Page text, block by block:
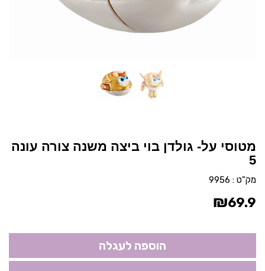
מטוסי על- גולדן בוי ביצה משנה צורה עונה
5
מק"ט : 9956
₪69.9